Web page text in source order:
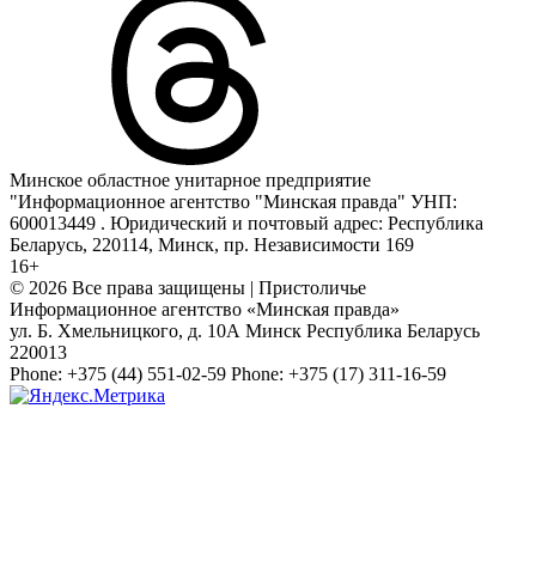
Минское областное унитарное предприятие
"Информационное агентство "Минская правда" УНП:
600013449 . Юридический и почтовый адрес: Республика
Беларусь, 220114, Минск, пр. Независимости 169
16+
© 2026 Все права защищены | Пристоличье
Информационное агентство «Минская правда»
ул. Б. Хмельницкого, д. 10А Минск Республика Беларусь
220013
Phone: +375 (44) 551-02-59 Phone: +375 (17) 311-16-59